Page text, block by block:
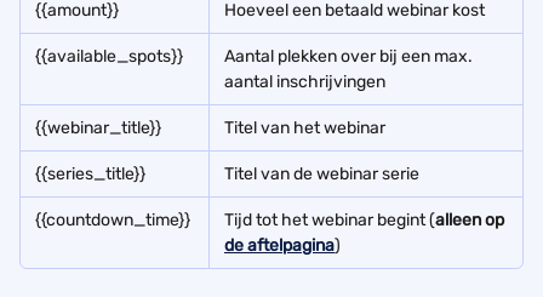
{{amount}} Hoeveel een betaald webinar kost
{{available_spots}}
Aantal plekken over bij een max.
aantal inschrijvingen
{{webinar_title}} Titel van het webinar
{{series_title}} Titel van de webinar serie
{{countdown_time}} Tijd tot het webinar begint (alleen op
de aftelpagina)